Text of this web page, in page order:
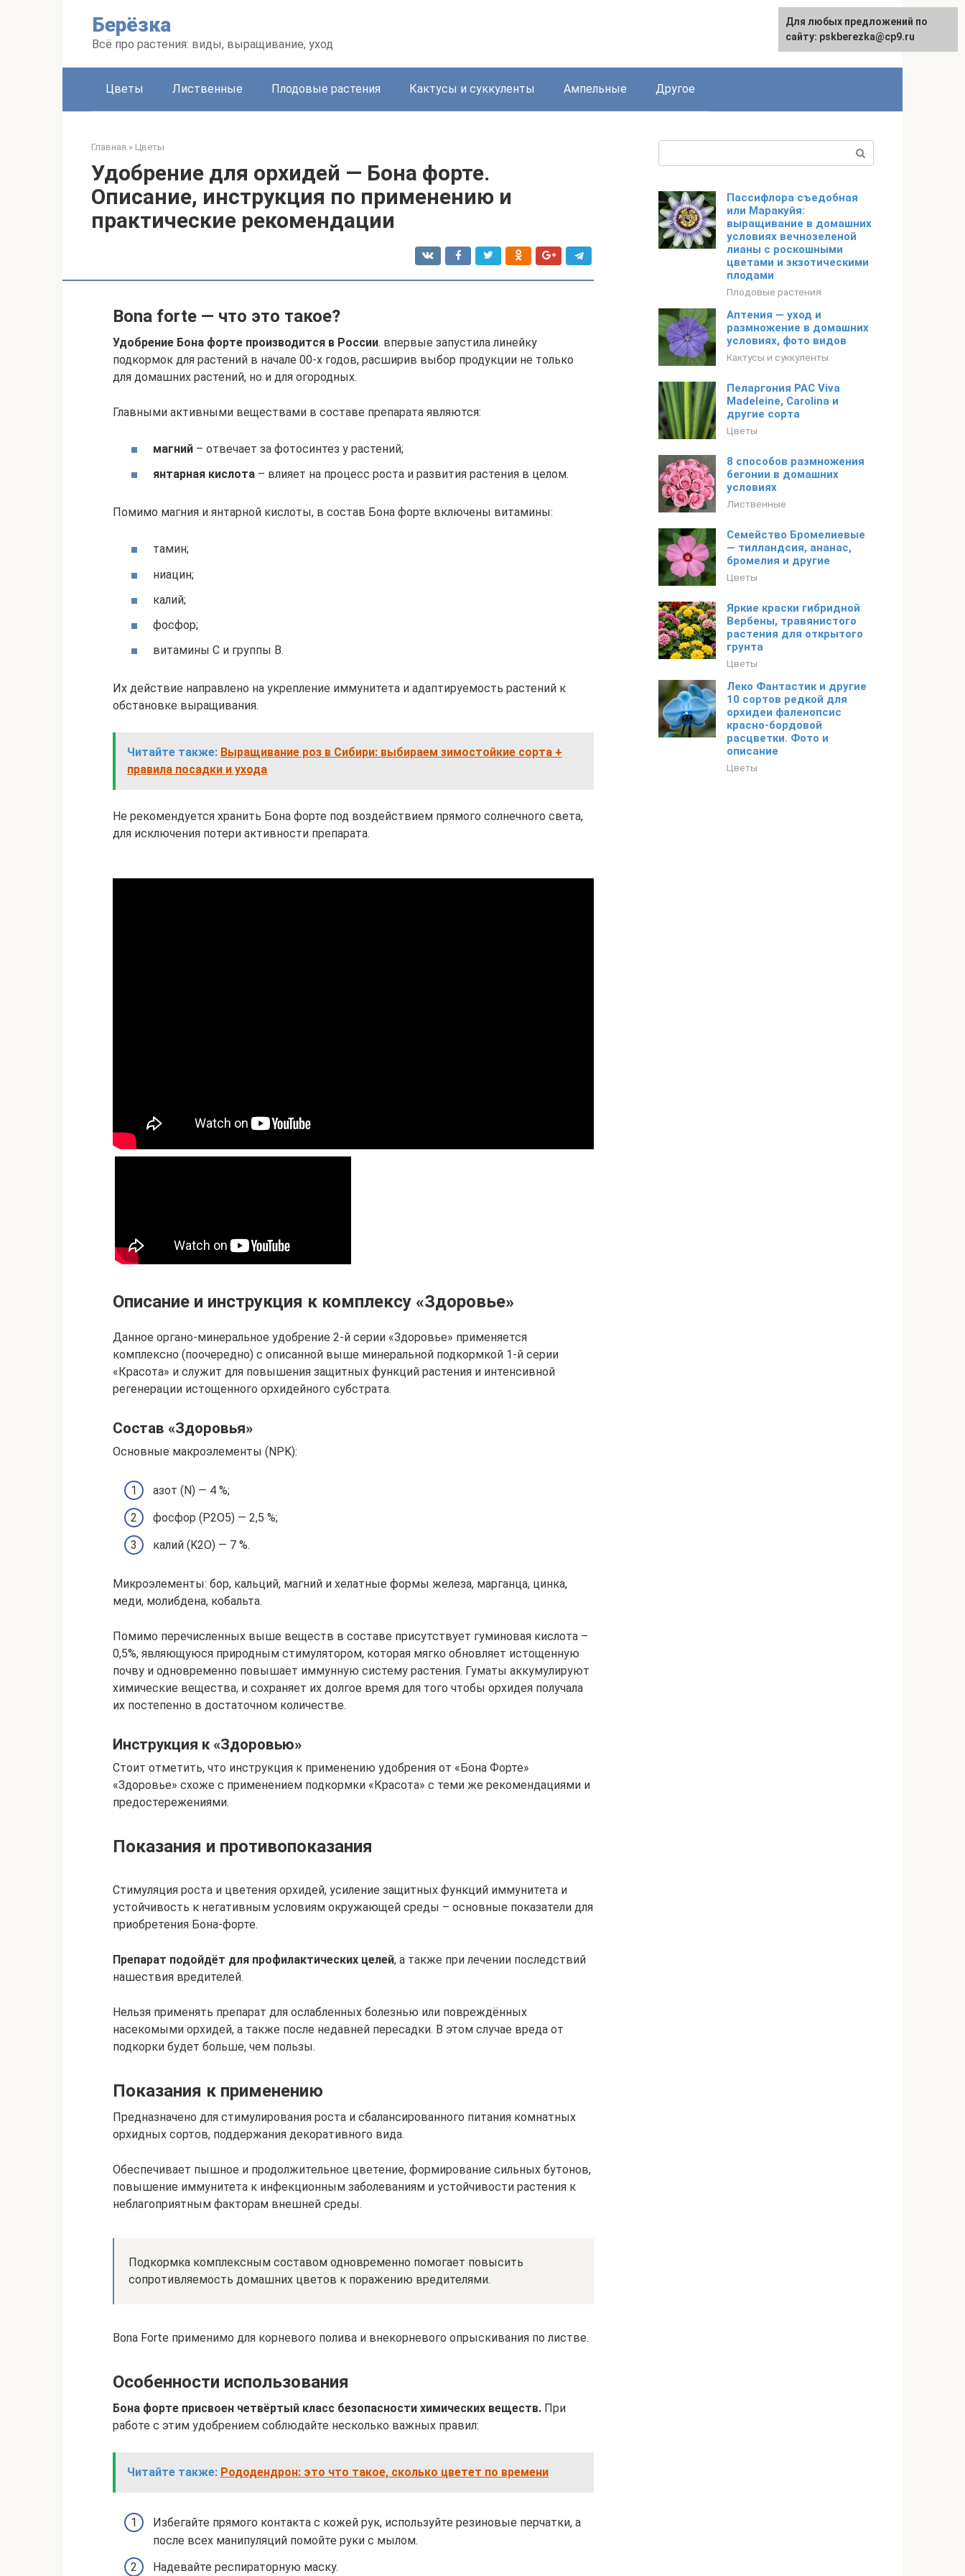
Берёзка
Всё про растения: виды, выращивание, уход
English
Цветы Лиственные Плодовые растения Кактусы и суккуленты Ампельные Другое
Главная » Цветы
Удобрение для орхидей — Бона форте.
Описание, инструкция по применению и
практические рекомендации
Bona forte — что это такое?
Удобрение Бона форте производится в России. впервые запустила линейку
подкормок для растений в начале 00-х годов, расширив выбор продукции не только
для домашних растений, но и для огородных.
Главными активными веществами в составе препарата являются:
магний – отвечает за фотосинтез у растений;
янтарная кислота – влияет на процесс роста и развития растения в целом.
Помимо магния и янтарной кислоты, в состав Бона форте включены витамины:
тамин;
ниацин;
калий;
фосфор;
витамины С и группы В.
Их действие направлено на укрепление иммунитета и адаптируемость растений к
обстановке выращивания.
Читайте также: Выращивание роз в Сибири: выбираем зимостойкие сорта +
правила посадки и ухода
Не рекомендуется хранить Бона форте под воздействием прямого солнечного света,
для исключения потери активности препарата.
Описание и инструкция к комплексу «Здоровье»
Данное органо-минеральное удобрение 2-й серии «Здоровье» применяется
комплексно (поочередно) с описанной выше минеральной подкормкой 1-й серии
«Красота» и служит для повышения защитных функций растения и интенсивной
регенерации истощенного орхидейного субстрата.
Состав «Здоровья»
Основные макроэлементы (NPK):
азот (N) — 4 %;
фосфор (P2O5) — 2,5 %;
калий (K2O) — 7 %.
Микроэлементы: бор, кальций, магний и хелатные формы железа, марганца, цинка,
меди, молибдена, кобальта.
Помимо перечисленных выше веществ в составе присутствует гуминовая кислота –
0,5%, являющуюся природным стимулятором, которая мягко обновляет истощенную
почву и одновременно повышает иммунную систему растения. Гуматы аккумулируют
химические вещества, и сохраняет их долгое время для того чтобы орхидея получала
их постепенно в достаточном количестве.
Инструкция к «Здоровью»
Стоит отметить, что инструкция к применению удобрения от «Бона Форте»
«Здоровье» схоже с применением подкормки «Красота» с теми же рекомендациями и
предостережениями.
Показания и противопоказания
Стимуляция роста и цветения орхидей, усиление защитных функций иммунитета и
устойчивость к негативным условиям окружающей среды – основные показатели для
приобретения Бона-форте.
Препарат подойдёт для профилактических целей, а также при лечении последствий
нашествия вредителей.
Нельзя применять препарат для ослабленных болезнью или повреждённых
насекомыми орхидей, а также после недавней пересадки. В этом случае вреда от
подкорки будет больше, чем пользы.
Показания к применению
Предназначено для стимулирования роста и сбалансированного питания комнатных
орхидных сортов, поддержания декоративного вида.
Обеспечивает пышное и продолжительное цветение, формирование сильных бутонов,
повышение иммунитета к инфекционным заболеваниям и устойчивости растения к
неблагоприятным факторам внешней среды.
Подкормка комплексным составом одновременно помогает повысить
сопротивляемость домашних цветов к поражению вредителями.
Bona Forte применимо для корневого полива и внекорневого опрыскивания по листве.
Особенности использования
Бона форте присвоен четвёртый класс безопасности химических веществ. При
работе с этим удобрением соблюдайте несколько важных правил:
Читайте также: Рододендрон: это что такое, сколько цветет по времени
Избегайте прямого контакта с кожей рук, используйте резиновые перчатки, а
после всех манипуляций помойте руки с мылом.
Надевайте респираторную маску.
Пассифлора съедобная
или Маракуйя:
выращивание в домашних
условиях вечнозеленой
лианы с роскошными
цветами и экзотическими
плодами
Плодовые растения
Аптения — уход и
размножение в домашних
условиях, фото видов
Кактусы и суккуленты
Пеларгония PAC Viva
Madeleine, Carolina и
другие сорта
Цветы
8 способов размножения
бегонии в домашних
условиях
Лиственные
Семейство Бромелиевые
— тилландсия, ананас,
бромелия и другие
Цветы
Яркие краски гибридной
Вербены, травянистого
растения для открытого
грунта
Цветы
Леко Фантастик и другие
10 сортов редкой для
орхидеи фаленопсис
красно-бордовой
расцветки. Фото и
описание
Цветы
Для любых предложений по
сайту: pskberezka@cp9.ru